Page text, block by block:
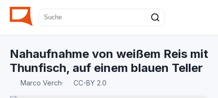
Nahaufnahme von weißem Reis mit
Thunfisch, auf einem blauen Teller
Marco Verch· CC-BY 2.0